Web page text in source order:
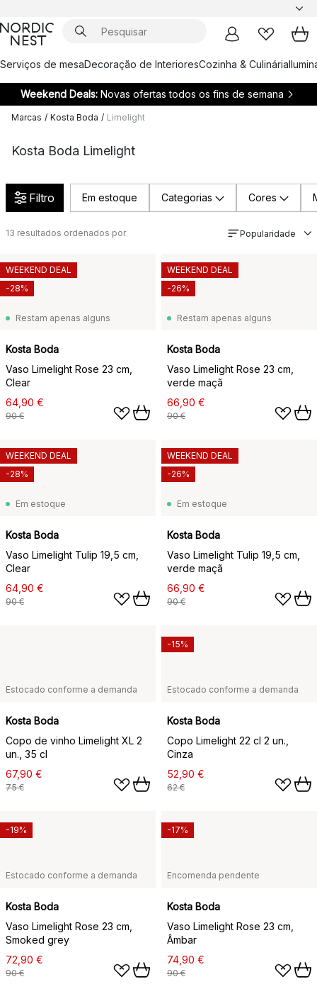
Serviços de mesaDecoração de InterioresCozinha & Culinária
Weekend Deals: Novas ofertas todos os fins de semana
Marcas / Kosta Boda / Limelight
Kosta Boda Limelight
Filtro Em estoque Categorias Cores
13 resultados ordenados por Popularidade
Restam apenas alguns
Kosta Boda
Vaso Limelight Rose 23 cm,
Clear
64,90 €
90 €
WEEKEND DEAL
-28%
Restam apenas alguns
Kosta Boda
Vaso Limelight Rose 23 cm,
verde maçã
66,90 €
90 €
WEEKEND DEAL
-26%
Em estoque
Kosta Boda
Vaso Limelight Tulip 19,5 cm,
Clear
64,90 €
90 €
WEEKEND DEAL
-28%
Em estoque
Kosta Boda
Vaso Limelight Tulip 19,5 cm,
verde maçã
66,90 €
90 €
WEEKEND DEAL
-26%
Estocado conforme a demanda
Kosta Boda
Copo de vinho Limelight XL 2
un., 35 cl
67,90 €
75 €
Estocado conforme a demanda
Kosta Boda
Copo Limelight 22 cl 2 un.,
Cinza
52,90 €
62 €
-15%
Estocado conforme a demanda
Kosta Boda
Vaso Limelight Rose 23 cm,
Smoked grey
72,90 €
90 €
-19%
Encomenda pendente
Kosta Boda
Vaso Limelight Rose 23 cm,
Âmbar
74,90 €
90 €
-17%